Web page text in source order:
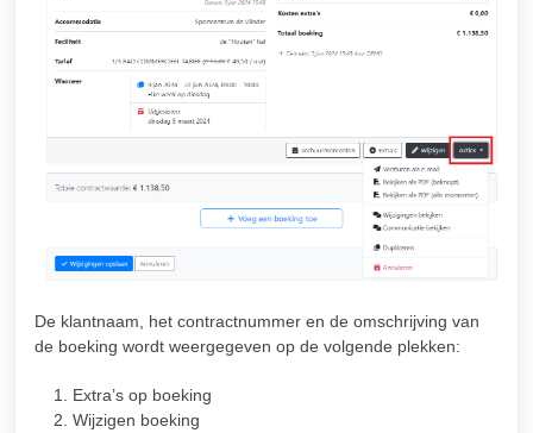
De klantnaam, het contractnummer en de omschrijving van
de boeking wordt weergegeven op de volgende plekken:
Extra’s op boeking
Wijzigen boeking